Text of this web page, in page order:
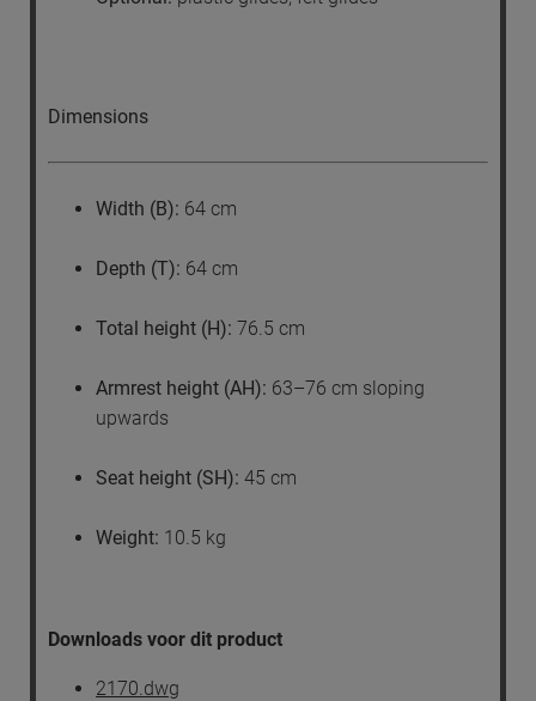
Dimensions
Width (B): 64 cm
Depth (T): 64 cm
Total height (H): 76.5 cm
Armrest height (AH): 63–76 cm sloping
upwards
Seat height (SH): 45 cm
Weight: 10.5 kg
Downloads voor dit product
2170.dwg